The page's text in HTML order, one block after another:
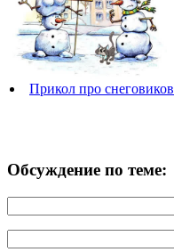
Прикол про снеговиков
Обсуждение по теме: